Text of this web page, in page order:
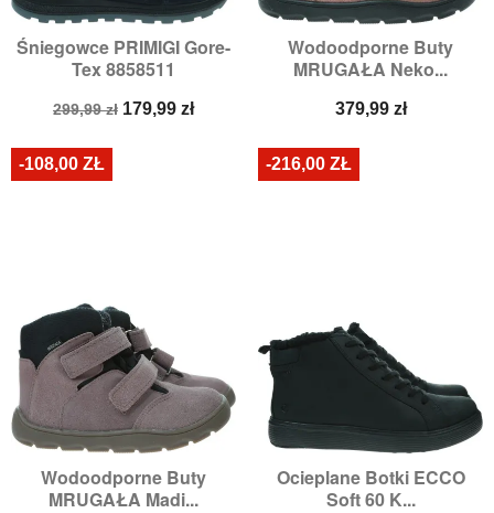
Śniegowce PRIMIGI Gore-
Tex 8858511
Cena
299,99 zł Cena
179,99 zł
Wodoodporne Buty
MRUGAŁA Neko...
Cena
379,99 zł
Wodoodporne Buty
MRUGAŁA Madi...
-108,00 ZŁ
Ocieplane Botki ECCO
Soft 60 K...
-216,00 ZŁ